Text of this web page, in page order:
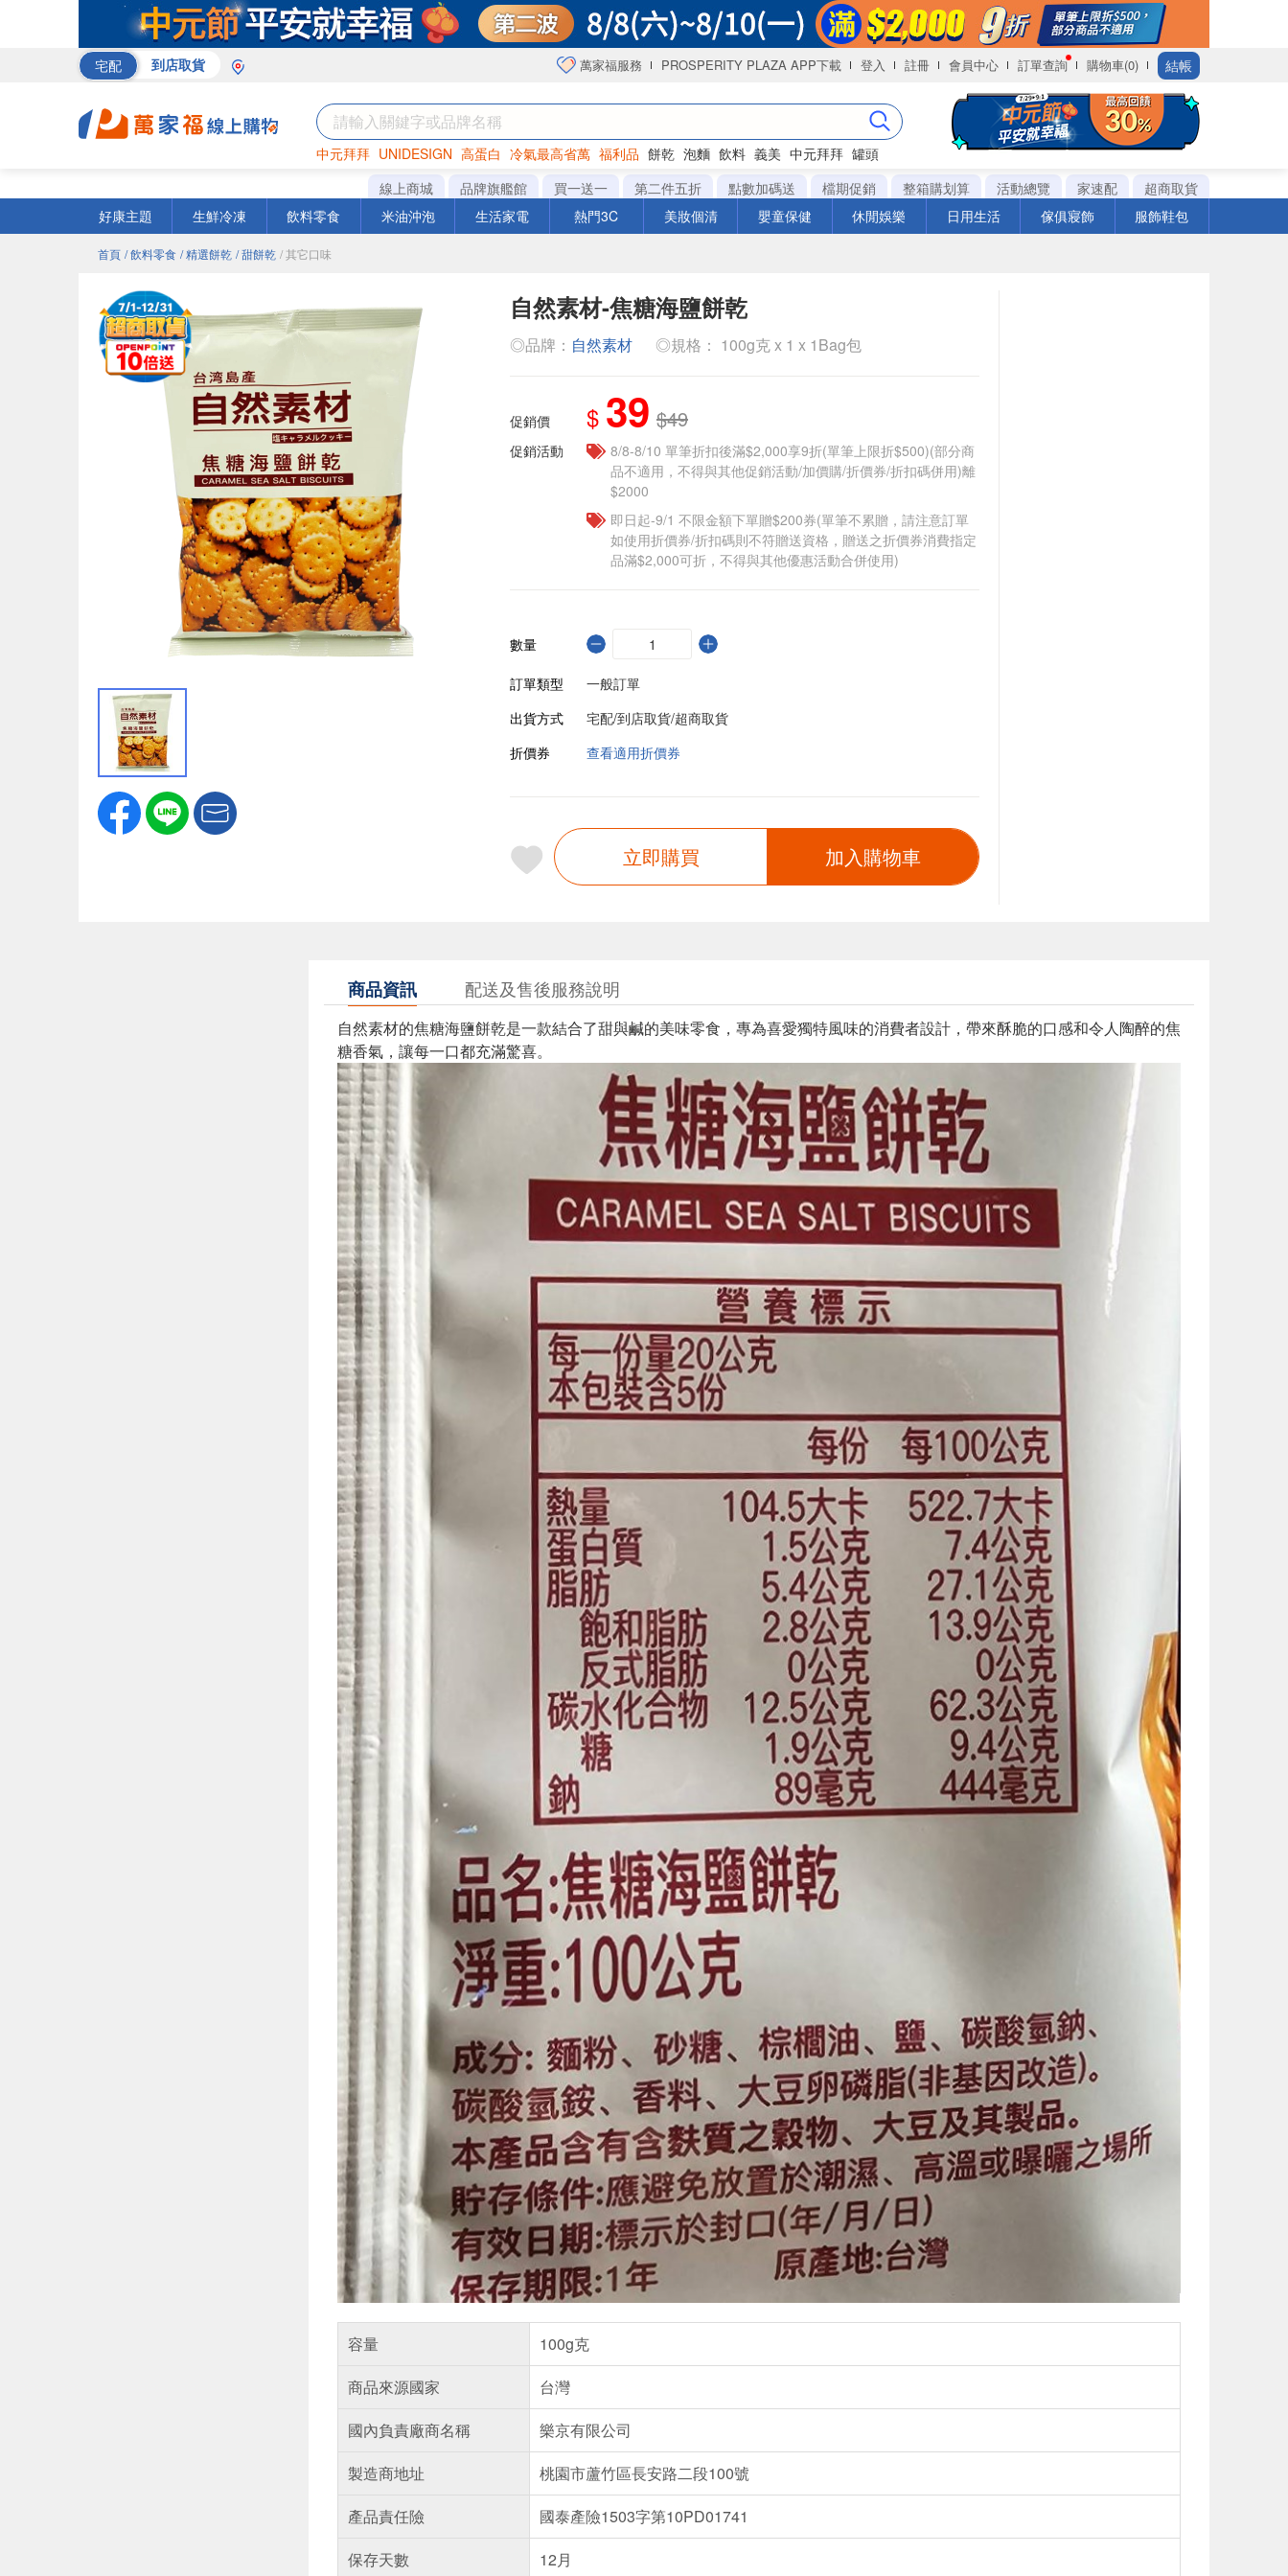
宅配 到店取貨 萬家福服務 PROSPERITY PLAZA APP下載 登入 註冊 會員中心 訂單查詢 購物車(0) 結帳
中元拜拜 UNIDESIGN 高蛋白 冷氣最高省萬 福利品 餅乾 泡麵 飲料 義美 中元拜拜 罐頭
巧克力 衛生紙 咖啡
線上商城 品牌旗艦館 買一送一 第二件五折 點數加碼送 檔期促銷 整箱購划算 活動總覽 家速配
超商取貨
好康主題
生鮮冷凍 飲料零食 米油沖泡 生活家電 熱門3C 美妝個清 嬰童保健 休閒娛樂 日用生活 傢俱寢飾 服飾鞋包
首頁 / 飲料零食 / 精選餅乾 / 甜餅乾 / 其它口味
自然素材-焦糖海鹽餅乾
◎品牌： 自然素材 ◎規格： 100g克 x 1 x 1Bag包
促銷價 $ 39 $49
促銷活動
8/8-8/10 單筆折扣後滿$2,000享9折(單筆上限折$500)(部分商
品不適用，不得與其他促銷活動/加價購/折價券/折扣碼併用)離
$2000
即日起-9/1 不限金額下單贈$200券(單筆不累贈，請注意訂單
如使用折價券/折扣碼則不符贈送資格，贈送之折價券消費指定
品滿$2,000可折，不得與其他優惠活動合併使用)
數量
訂單類型
一般訂單
出貨方式
宅配/到店取貨/超商取貨
折價券
查看適用折價券
立即購買 加入購物車
商品資訊 配送及售後服務說明
自然素材的焦糖海鹽餅乾是一款結合了甜與鹹的美味零食，專為喜愛獨特風味的消費者設計，帶來酥脆的口感和令人陶醉的焦
糖香氣，讓每一口都充滿驚喜。
容量
100g克
商品來源國家
台灣
國內負責廠商名稱
樂京有限公司
製造商地址
桃園市蘆竹區長安路二段100號
產品責任險
國泰產險1503字第10PD01741
保存天數
12月